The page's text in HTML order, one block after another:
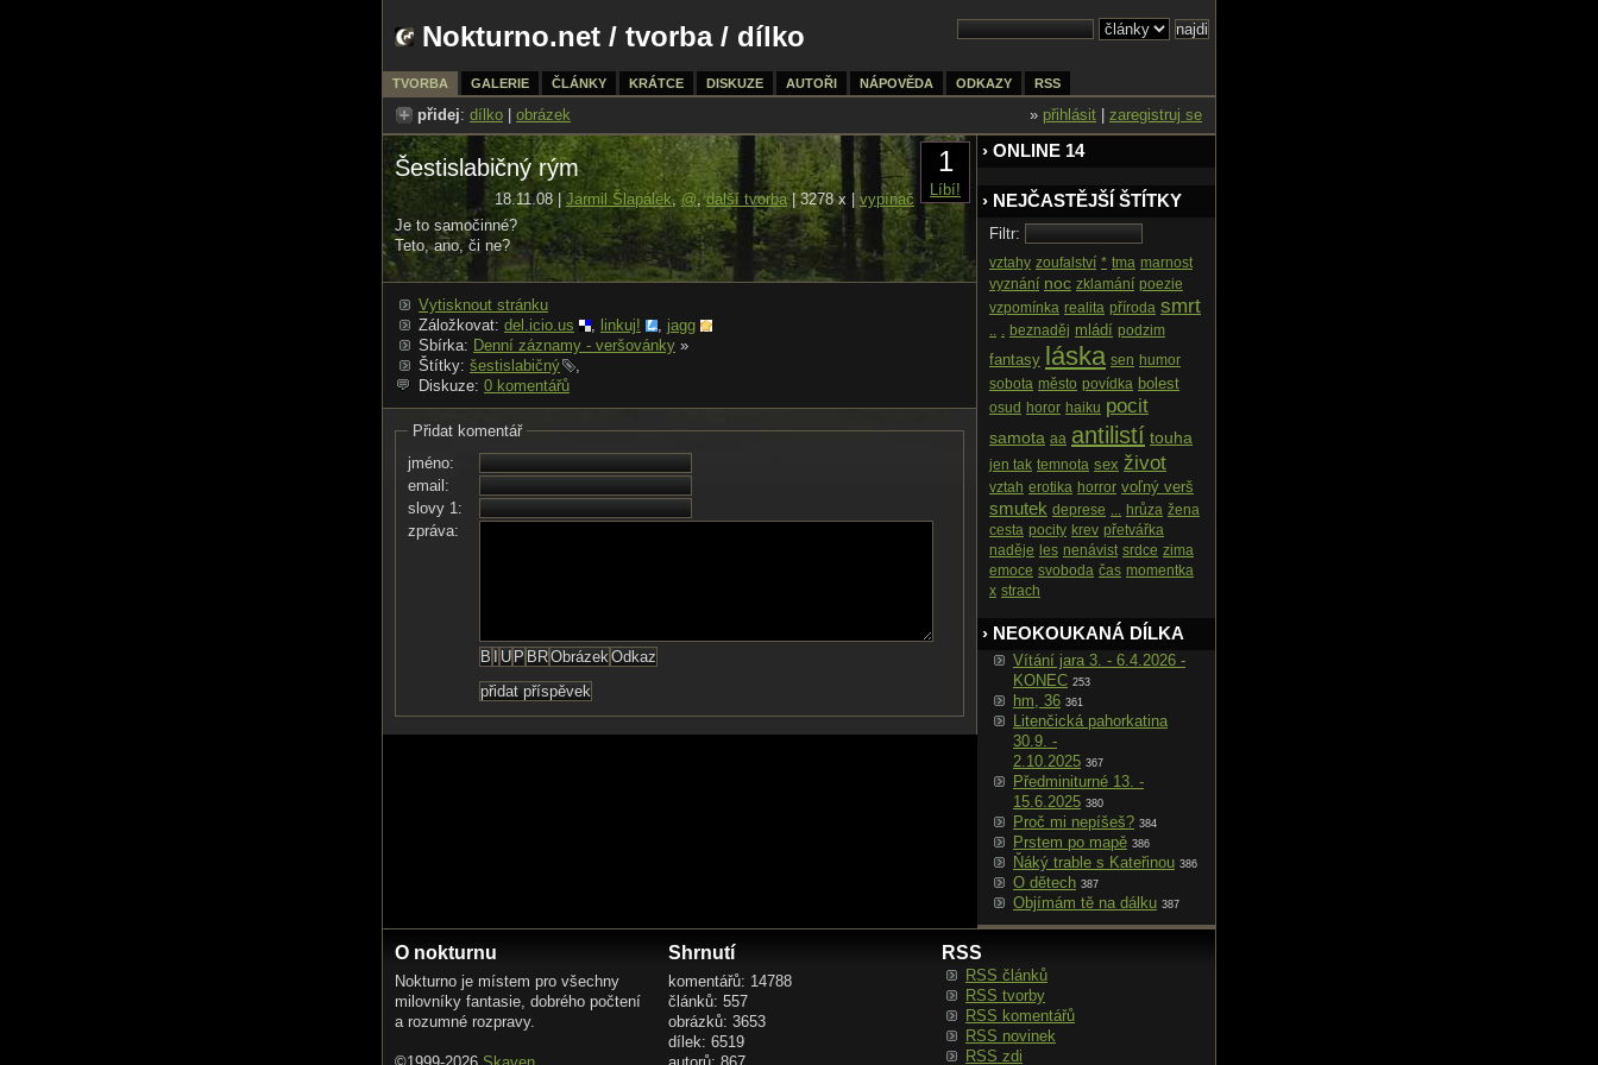
Nokturno.net / tvorba/ dílko
TVORBA GALERIE ČLÁNKY KRÁTCE DISKUZE AUTOŘI NÁPOVĚDA ODKAZY RSS
přidej: dílko obrázek » přihlásit zaregistruj se
1
Líbí!
Šestislabičný rým
18.11.08 | Jarmil Šlapálek, @,další tvorba| 3278 x |vypínač
Je to samočinné?
Teto, ano, či ne?
Vytisknout stránku
Záložkovat: del.icio.us , linkuj! , jagg
Sbírka: Denní záznamy - veršovánky »
Štítky: šestislabičný
,
Diskuze: 0 komentářů
Přidat komentář
jméno:
email:
slovy 1:
zpráva:
› ONLINE 14
› NEJČASTĚJŠÍ ŠTÍTKY
Filtr:
vztahy zoufalství * tma marnost
vyznání noc zklamání poezie
vzpomínka realita příroda smrt
.. . beznaděj mládí podzim
fantasy láska sen humor
sobota město povídka bolest
osud horor haiku pocit
samota aa antilistí touha
jen tak temnota sex život
vztah erotika horror voľný verš
smutek deprese ... hrůza žena
cesta pocity krev přetvářka
naděje les nenávist srdce zima
emoce svoboda čas momentka
x strach
› NEOKOUKANÁ DÍLKA
Vítání jara 3. - 6.4.2026 -
KONEC 253
hm, 36 361
Litenčická pahorkatina
30.9. -
2.10.2025 367
Předminiturné 13. -
15.6.2025 380
Proč mi nepíšeš? 384
Prstem po mapě 386
Ňáký trable s Kateřinou 386
O dětech 387
Objímám tě na dálku 387
O nokturnu
Nokturno je místem pro všechny
milovníky fantasie, dobrého počtení
a rozumné rozpravy.
Shrnutí
komentářů: 14788
článků: 557
obrázků: 3653
dílek: 6519
RSS
RSS článků
RSS tvorby
RSS komentářů
RSS novinek
RSS zdi